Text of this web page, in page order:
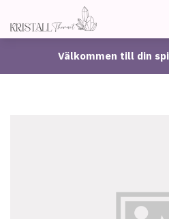
Välkommen till din